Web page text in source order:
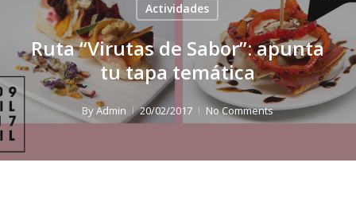
Actividades
Ruta “Virutas de Sabor”: apunta
tu tapa temática
ByAdmin 20/02/2017 No Comments